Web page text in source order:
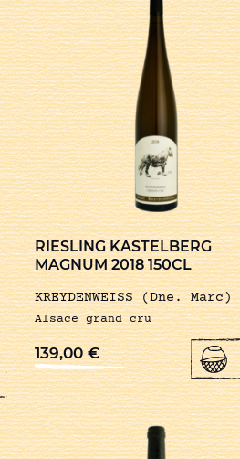
RIESLING KASTELBERG
MAGNUM 2018 150CL
KREYDENWEISS (Dne. Marc)
Alsace grand cru
139,00€